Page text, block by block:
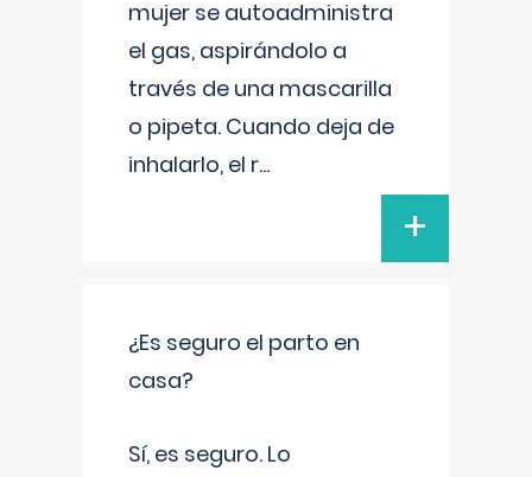
mujer se autoadministra
el gas, aspirándolo a
través de una mascarilla
o pipeta. Cuando deja de
inhalarlo, el r...
+
¿Es seguro el parto en
casa?
Sí, es seguro. Lo